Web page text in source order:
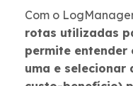
Com o
rotas utilizadas
permite entender
uma e selecionar